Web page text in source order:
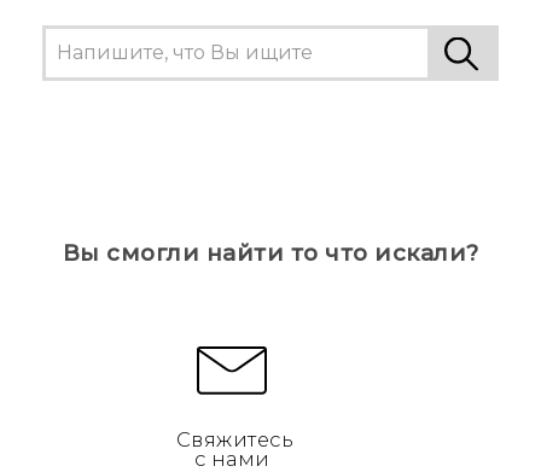
Вы смогли найти то что искали?
Свяжитесь
с нами